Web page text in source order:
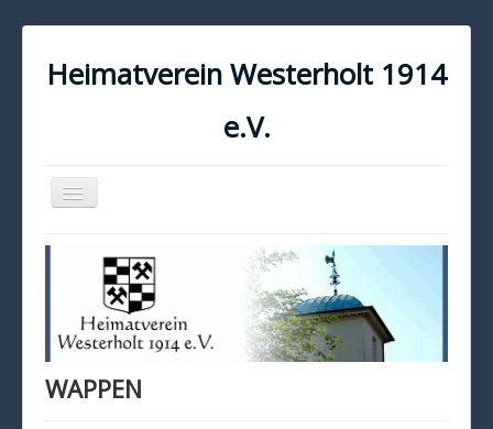
Heimatverein Westerholt 1914
e.V.
Navigation
an/aus
KONTAKT
IMPRESSUM
DATENSCHUTZ
WAPPEN